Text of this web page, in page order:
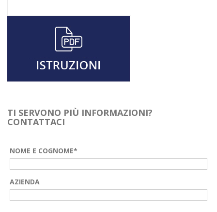
TI SERVONO PIÙ INFORMAZIONI?
CONTATTACI
NOME E COGNOME*
AZIENDA